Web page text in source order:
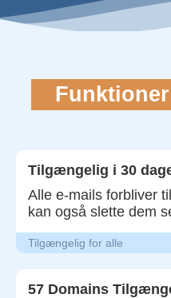
Tilgængelig i 30
Alle e-mails forbliver
kan også slette dem
Tilgængelig for alle
57 Domains